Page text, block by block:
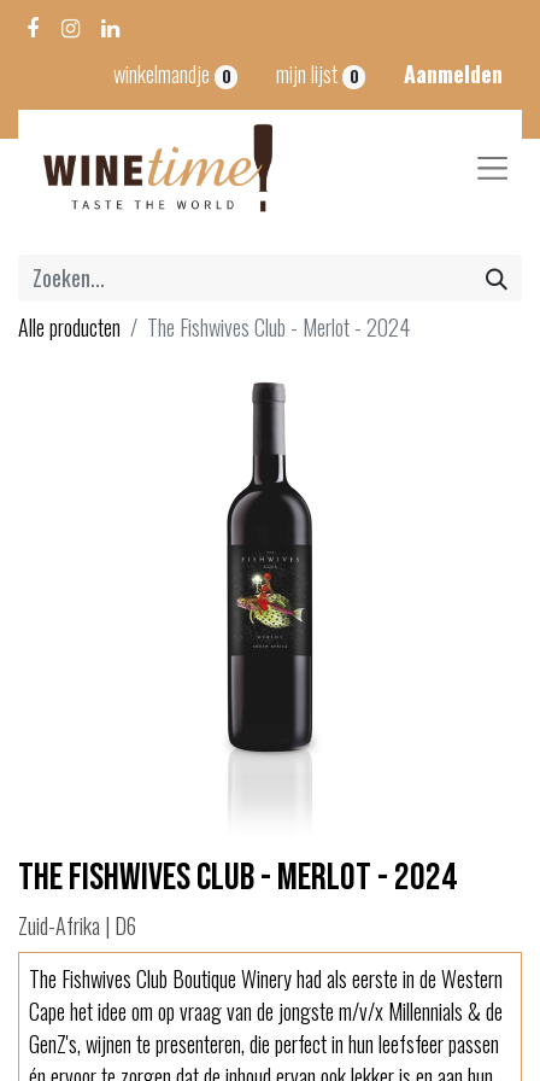
winkelmandje 0 mijn lijst 0 Aanmelden
Alle producten The Fishwives Club - Merlot - 2024
The Fishwives Club - Merlot - 2024
Zuid-Afrika | D6
The Fishwives Club Boutique Winery had als eerste in de Western
Cape het idee om op vraag van de jongste m/v/x Millennials & de
GenZ's, wijnen te presenteren, die perfect in hun leefsfeer passen